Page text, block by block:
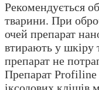
Рекомендується
тварини. При
очей препарат
втирають у
препарат не
Препарат Profiline